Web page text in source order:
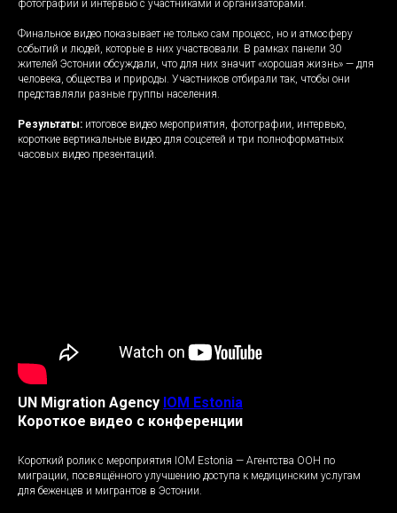
фотографии и интервью с участниками и организаторами.
Финальное видео показывает не только сам процесс, но и атмосферу
событий и людей, которые в них участвовали. В рамках панели 30
жителей Эстонии обсуждали, что для них значит «хорошая жизнь» — для
человека, общества и природы. Участников отбирали так, чтобы они
представляли разные группы населения.
Результаты: итоговое видео мероприятия, фотографии, интервью,
короткие вертикальные видео для соцсетей и три полноформатных
часовых видео презентаций.
UN Migration Agency IOM Estonia
Короткое видео с конференции
Короткий ролик с мероприятия IOM Estonia — Агентства ООН по
миграции, посвящённого улучшению доступа к медицинским услугам
для беженцев и мигрантов в Эстонии.